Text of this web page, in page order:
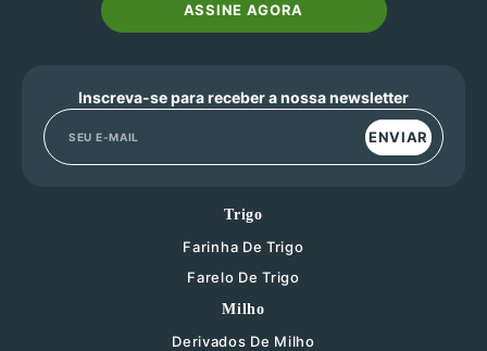
ASSINE AGORA
Inscreva-se para receber a nossa newsletter
ENVIAR
Trigo
Farinha De Trigo
Farelo De Trigo
Milho
Derivados De Milho